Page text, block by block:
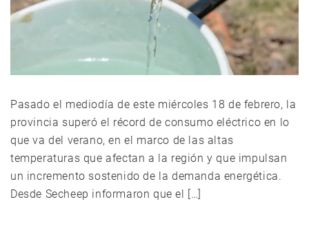
Pasado el mediodía de este miércoles 18 de febrero, la
provincia superó el récord de consumo eléctrico en lo
que va del verano, en el marco de las altas
temperaturas que afectan a la región y que impulsan
un incremento sostenido de la demanda energética.
Desde Secheep informaron que el […]